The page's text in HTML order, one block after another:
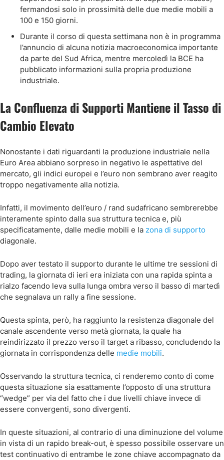
fermandosi solo in prossimità delle due medie mobili a
100 e 150 giorni.
Durante il corso di questa settimana non è in programma
l’annuncio di alcuna notizia macroeconomica importante
da parte del Sud Africa, mentre mercoledì la BCE ha
pubblicato informazioni sulla propria produzione
industriale.
La Confluenza di Supporti Mantiene il Tasso di
Cambio Elevato
Nonostante i dati riguardanti la produzione industriale nella
Euro Area abbiano sorpreso in negativo le aspettative del
mercato, gli indici europei e l’euro non sembrano aver reagito
troppo negativamente alla notizia.
Infatti, il movimento dell’euro / rand sudafricano sembrerebbe
interamente spinto dalla sua struttura tecnica e, più
specificatamente, dalle medie mobili e la zona di supporto
diagonale.
Dopo aver testato il supporto durante le ultime tre sessioni di
trading, la giornata di ieri era iniziata con una rapida spinta a
rialzo facendo leva sulla lunga ombra verso il basso di martedì
che segnalava un rally a fine sessione.
Questa spinta, però, ha raggiunto la resistenza diagonale del
canale ascendente verso metà giornata, la quale ha
reindirizzato il prezzo verso il target a ribasso, concludendo la
giornata in corrispondenza delle medie mobili.
Osservando la struttura tecnica, ci renderemo conto di come
questa situazione sia esattamente l’opposto di una struttura
“wedge” per via del fatto che i due livelli chiave invece di
essere convergenti, sono divergenti.
In queste situazioni, al contrario di una diminuzione del volume
in vista di un rapido break-out, è spesso possibile osservare un
test continuativo di entrambe le zone chiave accompagnato da